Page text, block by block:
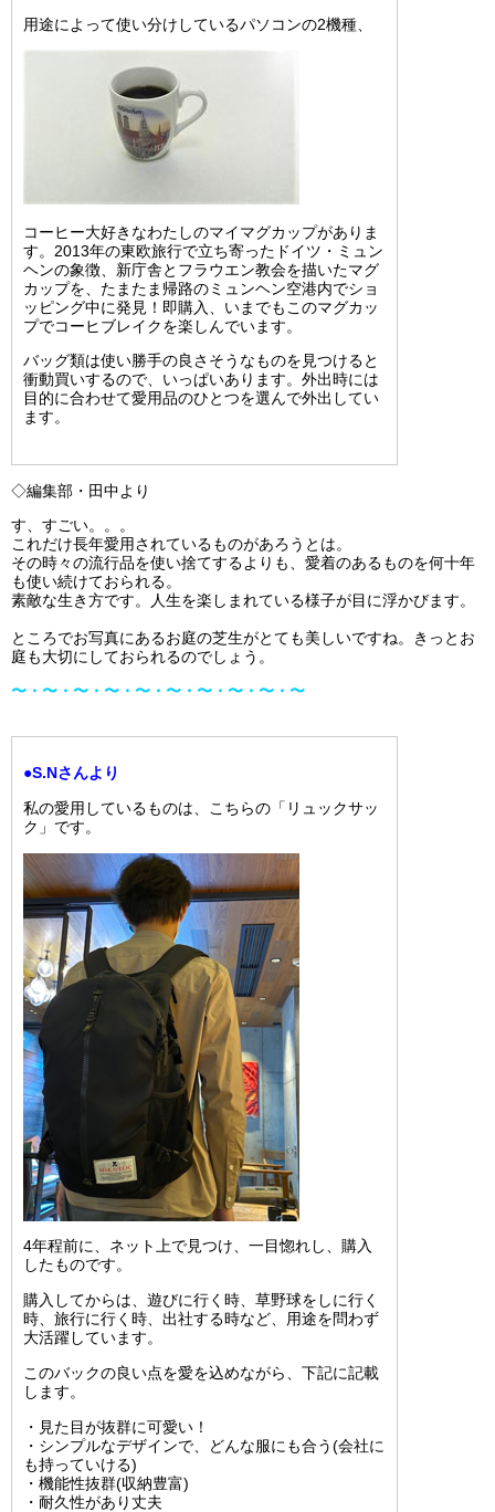
用途によって使い分けしているパソコンの2機種、
コーヒー大好きなわたしのマイマグカップがありま
す。2013年の東欧旅行で立ち寄ったドイツ・ミュン
ヘンの象徴、新庁舎とフラウエン教会を描いたマグ
カップを、たまたま帰路のミュンヘン空港内でショ
ッピング中に発見！即購入、いまでもこのマグカッ
プでコーヒブレイクを楽しんでいます。
バッグ類は使い勝手の良さそうなものを見つけると
衝動買いするので、いっぱいあります。外出時には
目的に合わせて愛用品のひとつを選んで外出してい
ます。
◇編集部・田中より
す、すごい。。。
これだけ長年愛用されているものがあろうとは。
その時々の流行品を使い捨てするよりも、愛着のあるものを何十年
も使い続けておられる。
素敵な生き方です。人生を楽しまれている様子が目に浮かびます。
ところでお写真にあるお庭の芝生がとても美しいですね。きっとお
庭も大切にしておられるのでしょう。
〜・〜・〜・〜・〜・〜・〜・〜・〜・〜
●S.Nさんより
私の愛用しているものは、こちらの「リュックサッ
ク」です。
4年程前に、ネット上で見つけ、一目惚れし、購入
したものです。
購入してからは、遊びに行く時、草野球をしに行く
時、旅行に行く時、出社する時など、用途を問わず
大活躍しています。
このバックの良い点を愛を込めながら、下記に記載
します。
・見た目が抜群に可愛い！
・シンプルなデザインで、どんな服にも合う(会社に
も持っていける)
・機能性抜群(収納豊富)
・耐久性があり丈夫